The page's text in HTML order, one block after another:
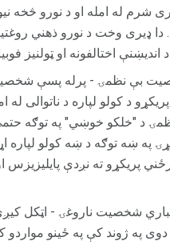
شرم له امله او د نورو څخه
ډیری وخت د نورو ذهني
اختالفونه او ټولنیز
بې نظمۍ - پرله پسې
د کولو لپاره د ناتوالی له
د "خلکو خوښي" په توګه
په ښه توګه د ښه کولو لپاره
پریکړو ته نږدې پایلیزیزس
شخصیت ناروغۍ - اټکل